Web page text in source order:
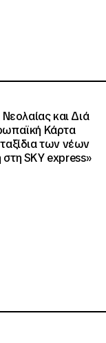
και Διά
Κάρτα
των νέων
SKY express»